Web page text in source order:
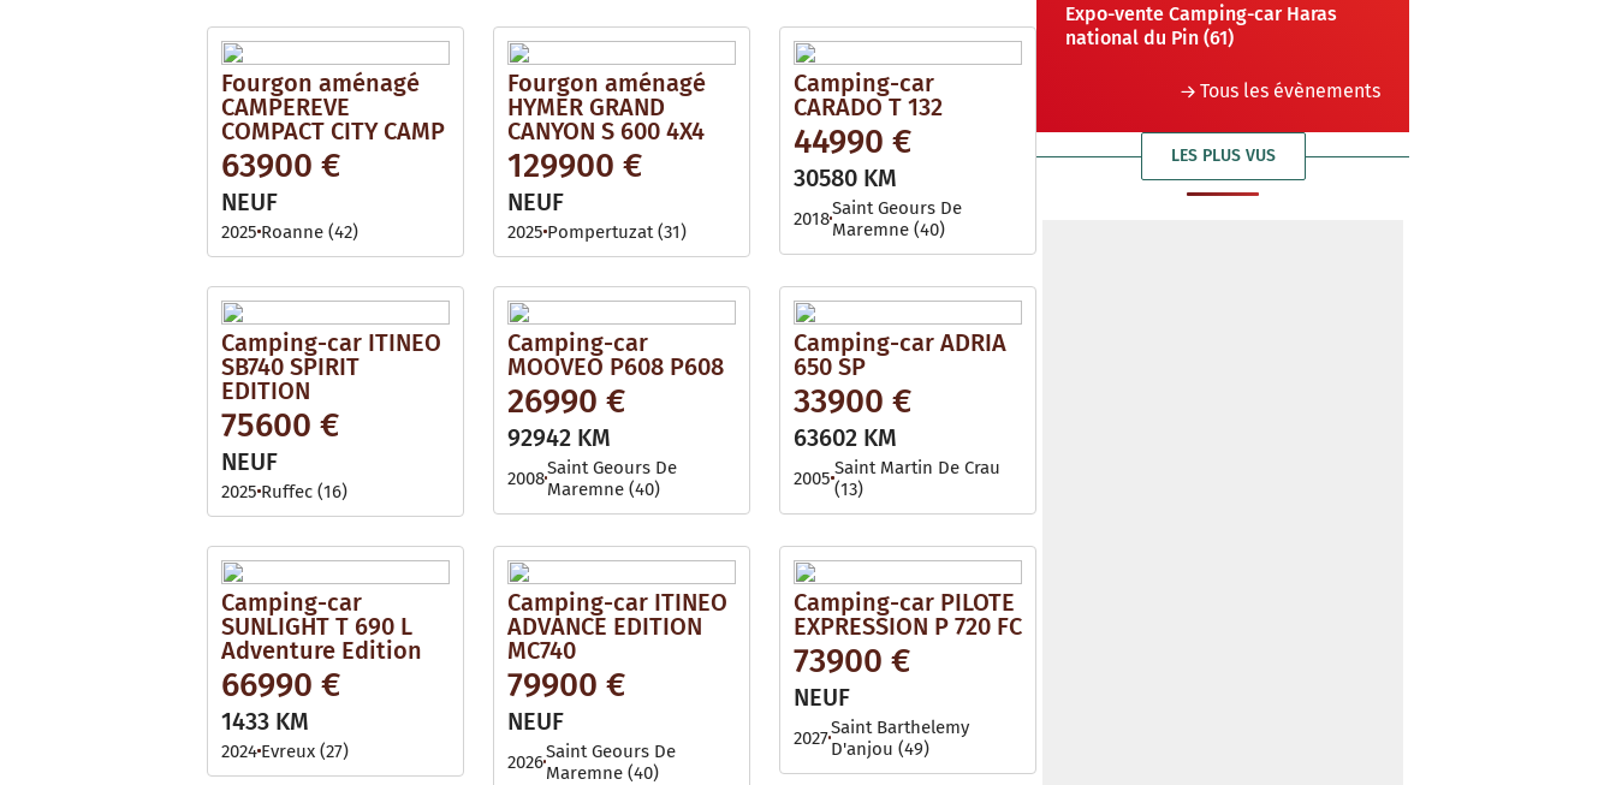
Fourgon aménagé
CAMPEREVE
COMPACT CITY CAMP
63900 €
NEUF
2025 Roanne (42)
Fourgon aménagé
HYMER GRAND
CANYON S 600 4X4
129900 €
NEUF
2025 Pompertuzat (31)
Camping-car
CARADO T 132
44990 €
30580 KM
2018Saint Geours De
Maremne (40)
Camping-car ITINEO
SB740 SPIRIT
EDITION
75600 €
NEUF
2025 Ruffec (16)
Camping-car
MOOVEO P608 P608
26990 €
92942 KM
2008Saint Geours De
Maremne (40)
Camping-car ADRIA
650 SP
33900 €
63602 KM
2005 Saint Martin De Crau
(13)
Camping-car
SUNLIGHT T 690 L
Adventure Edition
66990 €
1433 KM
2024 Evreux (27)
Camping-car ITINEO
ADVANCE EDITION
MC740
79900 €
NEUF
2026Saint Geours De
Maremne (40)
Camping-car PILOTE
EXPRESSION P 720 FC
73900 €
NEUF
2027Saint Barthelemy
D'anjou (49)
Expo-vente Camping-car Haras
national du Pin (61)
Tous les évènements
LES PLUS VUS